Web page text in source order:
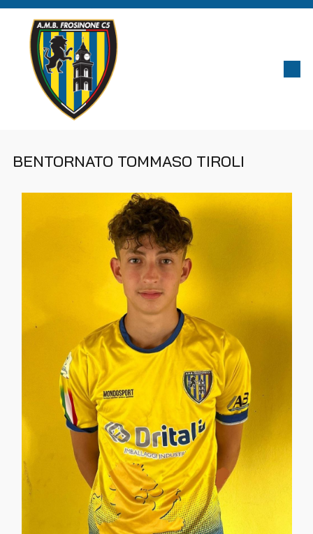
BENTORNATO TOMMASO TIROLI